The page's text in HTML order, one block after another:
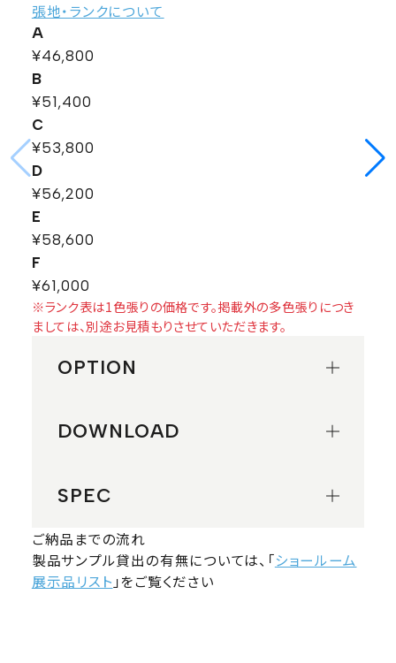
張地・ランクについて
A
¥46,800
B
¥51,400
C
¥53,800
D
¥56,200
E
¥58,600
F
¥61,000
※ランク表は1色張りの価格です。掲載外の多色張りにつき
ましては、別途お見積もりさせていただきます。
OPTION
DOWNLOAD
SPEC
ご納品までの流れ
製品サンプル貸出の有無については、「ショールーム
展示品リスト 」をご覧ください